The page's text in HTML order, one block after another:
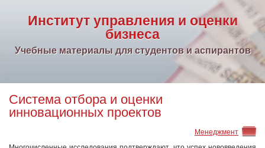
Институт управления и оценки
бизнеса
Учебные материалы для студентов и аспирантов
Система отбора и оценки
инновационных проектов
Менеджмент